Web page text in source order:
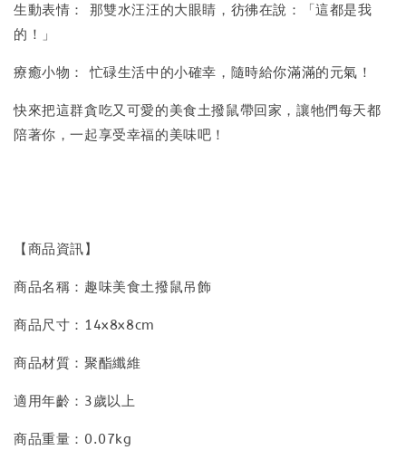
生動表情： 那雙水汪汪的大眼睛，彷彿在說：「這都是我
的！」
療癒小物： 忙碌生活中的小確幸，隨時給你滿滿的元氣！
快來把這群貪吃又可愛的美食土撥鼠帶回家，讓牠們每天都
陪著你，一起享受幸福的美味吧！
【商品資訊】
商品名稱：趣味美食土撥鼠吊飾
商品尺寸：14x8x8cm
商品材質：聚酯纖維
適用年齡：3歲以上
商品重量：0.07kg